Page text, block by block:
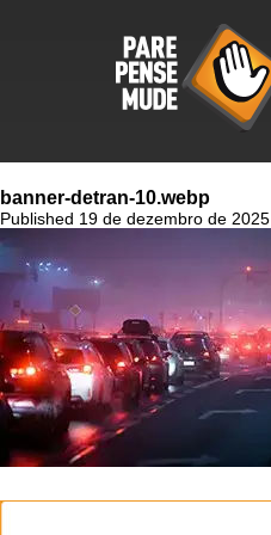
banner-detran-10.webp
Published 19 de dezembro de 2025